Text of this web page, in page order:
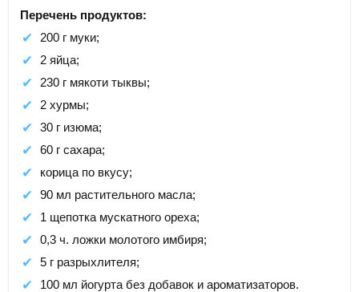
Перечень продуктов:
200 г муки;
2 яйца;
230 г мякоти тыквы;
2 хурмы;
30 г изюма;
60 г сахара;
корица по вкусу;
90 мл растительного масла;
1 щепотка мускатного ореха;
0,3 ч. ложки молотого имбиря;
5 г разрыхлителя;
100 мл йогурта без добавок и ароматизаторов.